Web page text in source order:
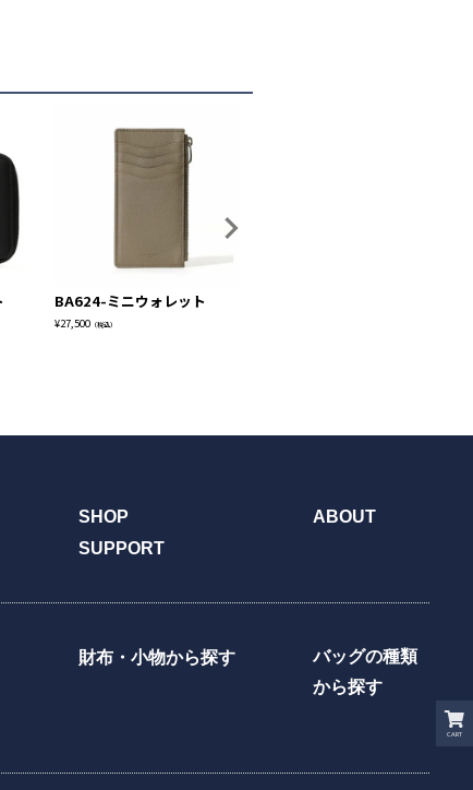
CART
BA624-ミニウォレット
¥27,500（税込）
SHOP
ABOUT
SUPPORT
財布・小物から探す
バッグの種類
から探す